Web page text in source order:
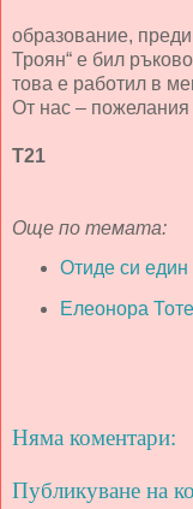
образование,
Троян“ е бил
това е работил в
От нас – пожелания
Т21
Още по темата:
Отиде си
Елеонора
Няма коментари:
Публикуване на